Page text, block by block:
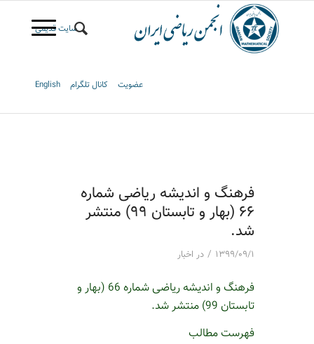
سایت قدیمی
عضویت کانال تلگرام English
فرهنگ و اندیشه ریاضی شماره
۶۶ (بهار و تابستان ۹۹) منتشر
شد.
۱۳۹۹/۰۹/۱ / در اخبار
فرهنگ و اندیشه ریاضی شماره 66 (بهار و
تابستان 99) منتشر شد.
فهرست مطالب